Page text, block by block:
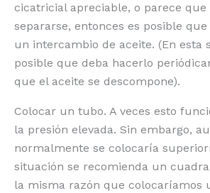
cicatricial apreciable, o parece que
separarse, entonces es posible
un intercambio de aceite. (En esta
posible que deba hacerlo
que el aceite se descompone).
Colocar un tubo. A veces esto
la presión elevada. Sin embargo,
normalmente se colocaría
situación se recomienda un
la misma razón que colocaríamos